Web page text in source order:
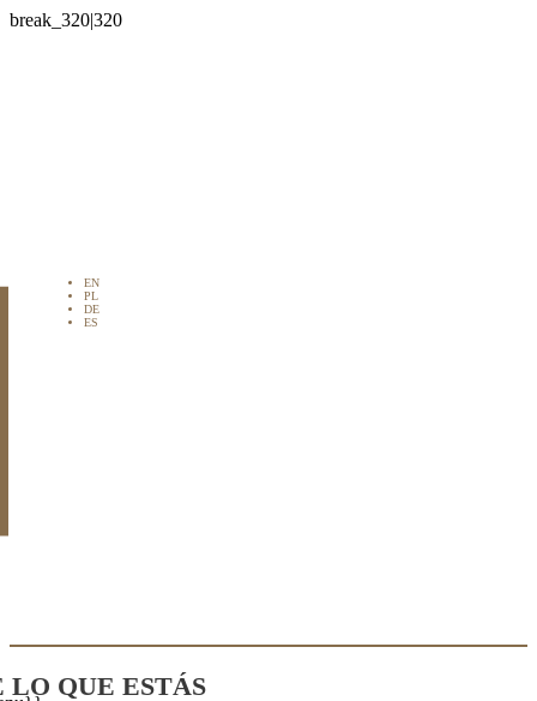
EN
PL
DE
ES
LO QUE ESTÁS